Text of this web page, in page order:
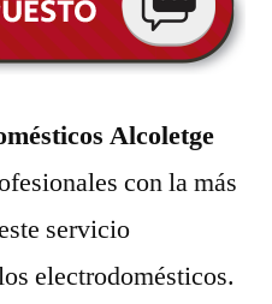
Alcoletge
con la más
servicio
electrodomésticos.